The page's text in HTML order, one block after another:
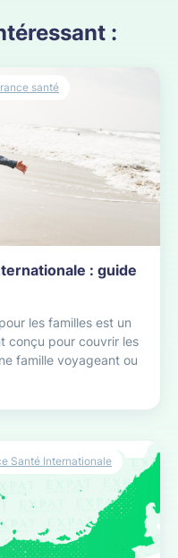
:
: guide
les familles est un
conçu pour couvrir les
famille voyageant ou
santé
Santé Internationale